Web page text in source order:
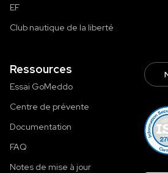
EF
Club nautique de la liberté
Ressources
Essai GoMeddo
Centre de prévente
Documentation
FAQ
Notes de mise à jour